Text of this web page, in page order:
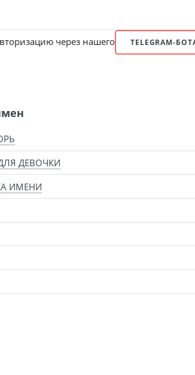
через нашего TELEGRAM-
ДЕВОЧКИ
ИМЕНИ